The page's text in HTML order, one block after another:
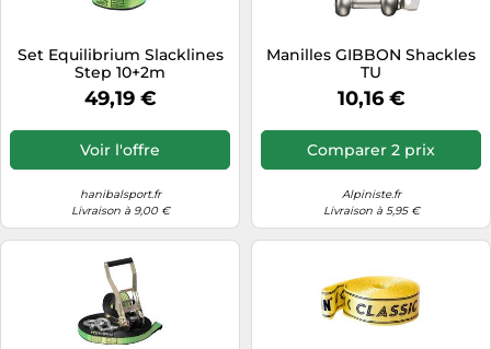
Set Equilibrium Slacklines
Step 10+2m
49,19 €
Voir l'offre
hanibalsport.fr
Livraison à 9,00 €
Manilles GIBBON Shackles
TU
10,16 €
Comparer 2 prix
Alpiniste.fr
Livraison à 5,95 €